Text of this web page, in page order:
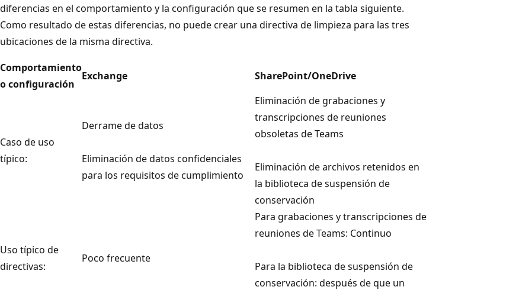
diferencias en el comportamiento y la configuración que se resumen en la tabla siguiente.
Como resultado de estas diferencias, no puede crear una directiva de limpieza para las tres
ubicaciones de la misma directiva.
Comportamiento
o configuración
Exchange SharePoint/OneDrive
Caso de uso
típico:
Derrame de datos
Eliminación de datos confidenciales
para los requisitos de cumplimiento
Eliminación de grabaciones y
transcripciones de reuniones
obsoletas de Teams
Eliminación de archivos retenidos en
la biblioteca de suspensión de
conservación
Uso típico de
directivas:
Poco frecuente
Para grabaciones y transcripciones de
reuniones de Teams: Continuo
Para la biblioteca de suspensión de
conservación: después de que un